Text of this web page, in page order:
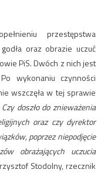
przestępstwa
oraz obrazie uczuć
PiS. Dwóch z nich jest
wykonaniu czynności
wszczęła w tej sprawie
doszło do znieważenia
oraz czy dyrektor
poprzez niepodjęcie
obrażających uczucia
Stodolny, rzecznik